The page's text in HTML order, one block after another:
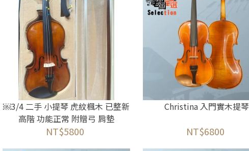
￼3/4 二手 小提琴 虎紋楓木 已整新
高階 功能正常 附贈弓 肩墊
NT$5800
Christina 入門實木提琴
NT$6800